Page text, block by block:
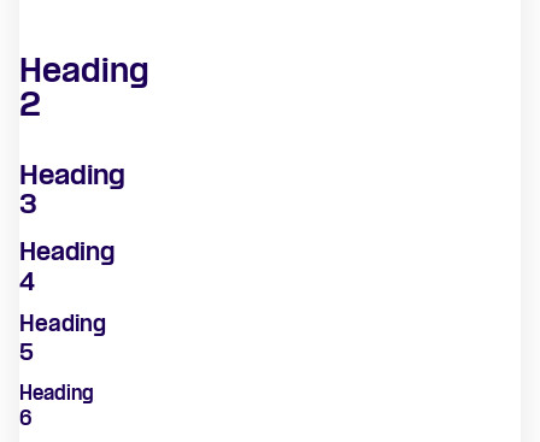
Heading
2
Heading
3
Heading
4
Heading
5
Heading
6